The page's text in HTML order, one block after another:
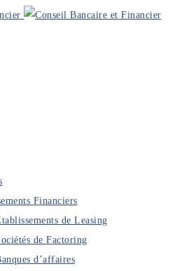
Financiers
de Leasing
de Factoring
d’affaires